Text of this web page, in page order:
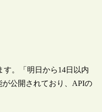
す。「明日から14日以内
公開されており、APIの